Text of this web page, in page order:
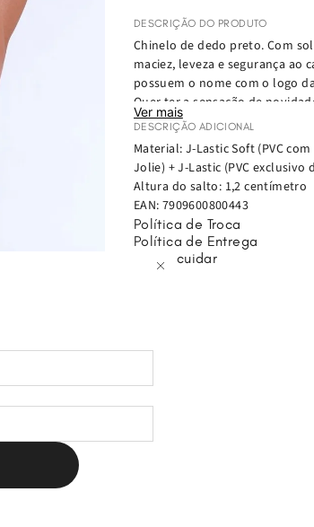
DESCRIÇÃO DO PRODUTO
Chinelo de dedo preto. Com
maciez, leveza e segurança ao
possuem o nome com o logo
Quer ter a sensação de
chinelo Fresh! Super versátil,
monocromática em foco no
prático, esse chinelo feminino
verão: vai bem com a praia,
amigos e todos os seus
Ver mais
DESCRIÇÃO ADICIONAL
Material: J-Lastic Soft (PVC
Jolie) + J-Lastic (PVC exclusivo
Altura do salto: 1,2 centímetro
EAN: 7909600800443
Política de Troca
Política de Entrega
Como cuidar